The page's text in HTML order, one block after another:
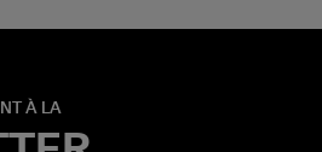
À LA